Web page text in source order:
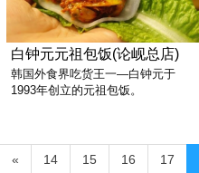
白钟元元祖包饭(论岘总店)
韩国外食界吃货王一—白钟元于
1993年创立的元祖包饭。
« 14 15 16 17